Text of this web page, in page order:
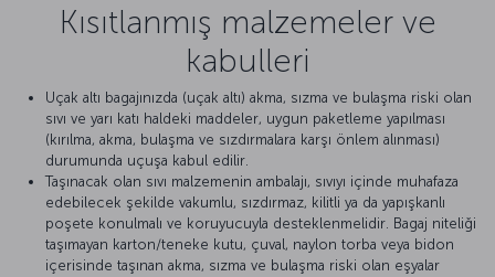
Kısıtlanmış malzemeler ve
kabulleri
Uçak altı bagajınızda (uçak altı) akma, sızma ve bulaşma riski olan
sıvı ve yarı katı haldeki maddeler, uygun paketleme yapılması
(kırılma, akma, bulaşma ve sızdırmalara karşı önlem alınması)
durumunda uçuşa kabul edilir.
Taşınacak olan sıvı malzemenin ambalajı, sıvıyı içinde muhafaza
edebilecek şekilde vakumlu, sızdırmaz, kilitli ya da yapışkanlı
poşete konulmalı ve koruyucuyla desteklenmelidir. Bagaj niteliği
taşımayan karton/teneke kutu, çuval, naylon torba veya bidon
içerisinde taşınan akma, sızma ve bulaşma riski olan eşyalar